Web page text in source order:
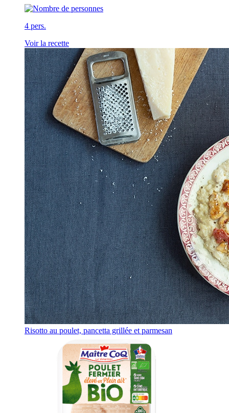
4 pers.
Voir la recette
Risotto au poulet, pancetta grillée et parmesan